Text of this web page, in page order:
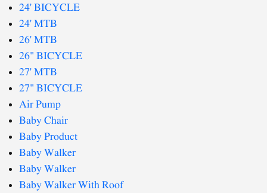
24' BICYCLE
24' MTB
26' MTB
26" BICYCLE
27' MTB
27" BICYCLE
Air Pump
Baby Chair
Baby Product
Baby Walker
Baby Walker
Baby Walker With Roof